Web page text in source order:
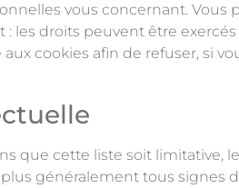
vous concernant. Vous
les droits peuvent être
cookies afin de refuser, si
que cette liste soit limitative,
généralement tous signes